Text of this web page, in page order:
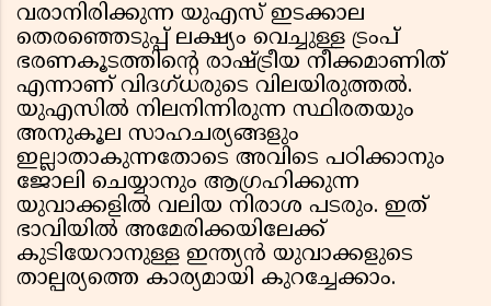
വരാനിരിക്കുന്ന യുഎസ് ഇടക്കാല
തെരഞ്ഞെടുപ്പ് ലക്ഷ്യം വെച്ചുള്ള ട്രംപ്
ഭരണകൂടത്തിന്റെ രാഷ്ട്രീയ നീക്കമാണിത്
എന്നാണ് വിദഗ്ധരുടെ വിലയിരുത്തൽ.
യുഎസിൽ നിലനിന്നിരുന്ന സ്ഥിരതയും
അനുകൂല സാഹചര്യങ്ങളും
ഇല്ലാതാകുന്നതോടെ അവിടെ പഠിക്കാനും
ജോലി ചെയ്യാനും ആഗ്രഹിക്കുന്ന
യുവാക്കളിൽ വലിയ നിരാശ പടരും. ഇത്
ഭാവിയിൽ അമേരിക്കയിലേക്ക്
കുടിയേറാനുള്ള ഇന്ത്യൻ യുവാക്കളുടെ
താല്പര്യത്തെ കാര്യമായി കുറച്ചേക്കാം.